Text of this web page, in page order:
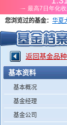
您浏览过的基金： 华夏
添富优势 华安宏利 上
返回基金品
基本资料
基本概况
基金经理
基金公司